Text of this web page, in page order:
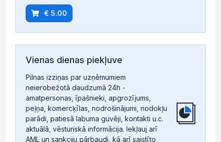
€ 5.00
Vienas dienas piekļuve
Pilnas izziņas par uzņēmumiem
neierobežotā daudzumā 24h -
amatpersonas, īpašnieki, apgrozījums,
peļņa, komercķīlas, nodrošinājumi, nodokļu
parādi, patiesā labuma guvēji, kontakti u.c.
aktuālā, vēsturiskā informācija. Iekļauj arī
AML un sankciju pārbaudi, kā arī saistīto